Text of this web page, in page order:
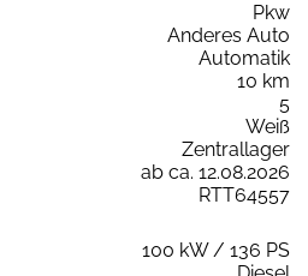
Pkw
Anderes Auto
Automatik
10 km
5
Weiß
Zentrallager
ab ca. 12.08.2026
RTT64557
100 kW / 136 PS